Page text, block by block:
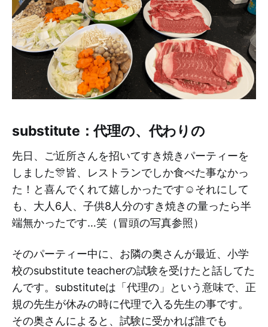
substitute：代理の、代わりの
先日、ご近所さんを招いてすき焼きパーティーを
しました🎊皆、レストランでしか食べた事なかっ
た！と喜んでくれて嬉しかったです☺️それにして
も、大人6人、子供8人分のすき焼きの量ったら半
端無かったです…笑（冒頭の写真参照）
そのパーティー中に、お隣の奥さんが最近、小学
校のsubstitute teacherの試験を受けたと話してた
んです。substituteは「代理の」という意味で、正
規の先生が休みの時に代理で入る先生の事です。
その奥さんによると、試験に受かれば誰でも